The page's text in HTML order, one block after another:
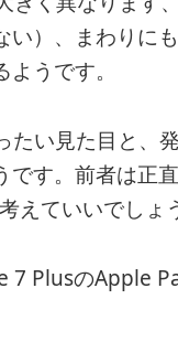
い）、まわりに
うです。
たい見た目と、
す。前者は正
ていいでしょ
7 PlusのApple